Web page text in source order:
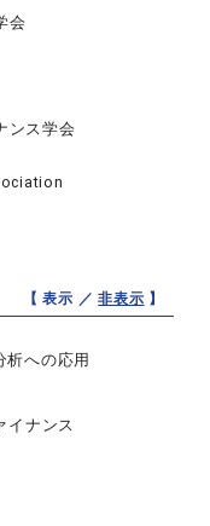
会
ンス学会
【 表示 ／非表示 】
析への応用
イナンス